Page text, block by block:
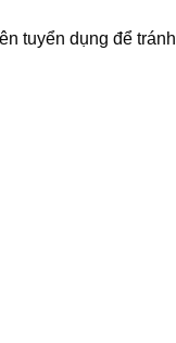
tuyển dụng để tránh